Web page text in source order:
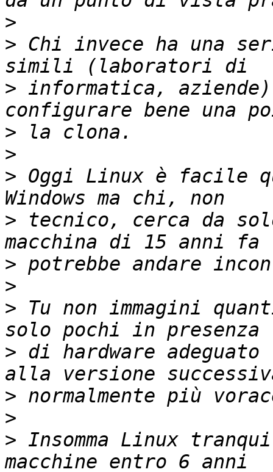
>
> Chi invece ha una
> informatica,
>
>
> Oggi Linux è facile
> tecnico, cerca da
>
>
> Tu non immagini
> di hardware
>
>
> Insomma Linux